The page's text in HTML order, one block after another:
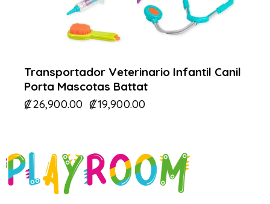
Transportador Veterinario Infantil Canil
Porta Mascotas Battat
₡26,900.00 ₡19,900.00